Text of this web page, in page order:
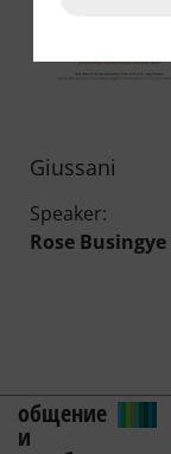
Giussani
Speaker:
Rose Busingye
общение
и